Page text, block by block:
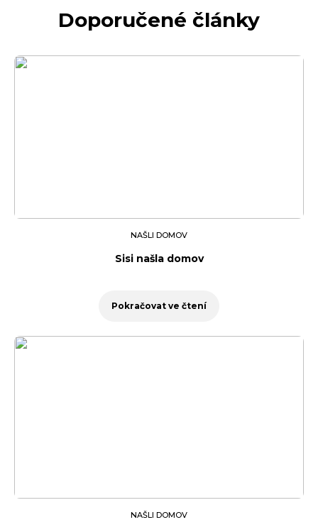
Doporučené články
NAŠLI DOMOV
Sisi našla domov
Pokračovat ve čtení
NAŠLI DOMOV